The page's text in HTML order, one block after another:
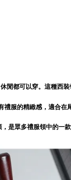
閒都可以穿。這種西
服的精緻感，適合在
是眾多禮服領中的一